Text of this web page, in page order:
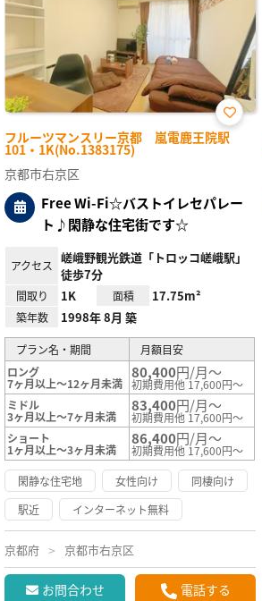
フルーツマンスリー京都 嵐電鹿王院駅
101・1K(No.1383175)
お気
に入
京都市右京区
Free Wi-Fi☆バストイレセパレー
ト♪閑静な住宅街です☆
アクセス
嵯峨野観光鉄道「トロッコ嵯峨駅」
徒歩7分
間取り 1K 面積 17.75m²
築年数 1998年 8月 築
プラン名・期間
月額目安
ロング
7ヶ月以上～12ヶ月未満
80,400円/月～
初期費用他 17,600円～
ミドル
3ヶ月以上～7ヶ月未満
83,400円/月～
初期費用他 17,600円～
ショート
1ヶ月以上～3ヶ月未満
86,400円/月～
初期費用他 17,600円～
閑静な住宅地
女性向け
同棲向け
駅近
インターネット無料
京都府 京都市右京区
お問合わせ 電話する